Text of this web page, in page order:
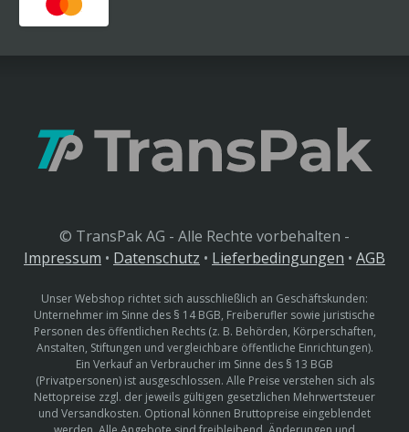
© TransPak AG - Alle Rechte vorbehalten -
Impressum • Datenschutz • Lieferbedingungen • AGB
Unser Webshop richtet sich ausschließlich an Geschäftskunden:
Unternehmer im Sinne des § 14 BGB, Freiberufler sowie juristische
Personen des öffentlichen Rechts (z. B. Behörden, Körperschaften,
Anstalten, Stiftungen und vergleichbare öffentliche Einrichtungen).
Ein Verkauf an Verbraucher im Sinne des § 13 BGB
(Privatpersonen) ist ausgeschlossen. Alle Preise verstehen sich als
Nettopreise zzgl. der jeweils gültigen gesetzlichen Mehrwertsteuer
und Versandkosten. Optional können Bruttopreise eingeblendet